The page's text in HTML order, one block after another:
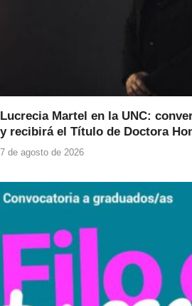
Lucrecia Martel en la UNC:
y recibirá el Título de Doctora
7 de agosto de 2026